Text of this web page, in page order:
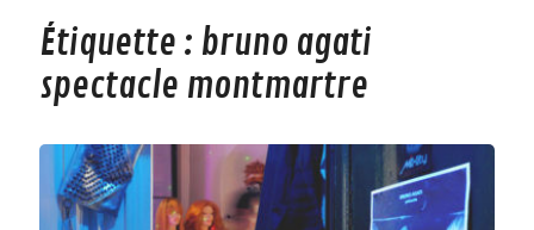
Étiquette : bruno agati
spectacle montmartre